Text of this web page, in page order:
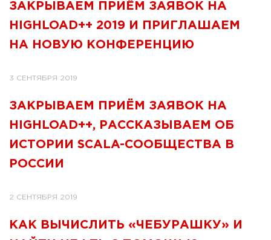
ЗАКРЫВАЕМ ПРИЁМ ЗАЯВОК НА
HIGHLOAD++ 2019 И ПРИГЛАШАЕМ
НА НОВУЮ КОНФЕРЕНЦИЮ
3 СЕНТЯБРЯ 2019
ЗАКРЫВАЕМ ПРИЁМ ЗАЯВОК НА
HIGHLOAD++, РАССКАЗЫВАЕМ ОБ
ИСТОРИИ SCALA-СООБЩЕСТВА В
РОССИИ
2 СЕНТЯБРЯ 2019
КАК ВЫЧИСЛИТЬ «ЧЕБУРАШКУ» И